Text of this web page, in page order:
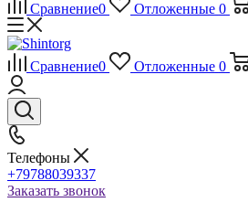
Сравнение0 Отложенные 0
Сравнение0 Отложенные 0
Телефоны
+79788039337
Заказать звонок